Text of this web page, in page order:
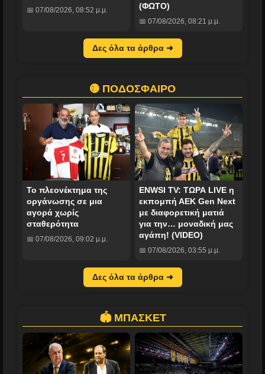
📅 07/08/2026, 08:52 μ.μ.
(ΦΩΤΟ)
📅 07/08/2026, 08:21 μ.μ.
Δες όλα τα άρθρα ➜
🟡 ΠΟΔΟΣΦΑΙΡΟ
Το πλεονέκτημα της
οργάνωσης σε μια
αγορά χωρίς
σταθερότητα
📅 07/08/2026, 09:02 μ.μ.
ENWSI TV: ΤΩΡΑ LIVE η
εκπομπή ΑΕΚ Gen Next
με διαφορετική ματιά
για την… μοναδική μας
αγάπη! (VIDEO)
📅 07/08/2026, 03:55 μ.μ.
Δες όλα τα άρθρα ➜
🏟️ ΜΠΑΣΚΕΤ